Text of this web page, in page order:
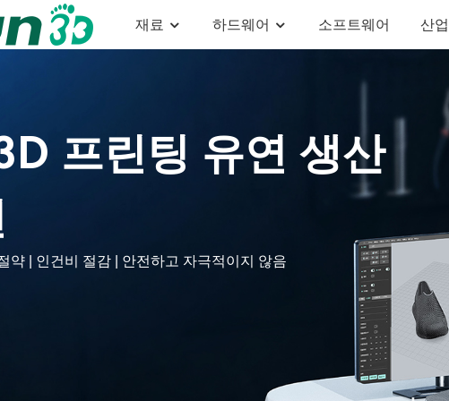
재료 하드웨어 소프트웨어 산업
프린팅 유연 생산
약 | 인건비 절감 | 안전하고 자극적이지 않음